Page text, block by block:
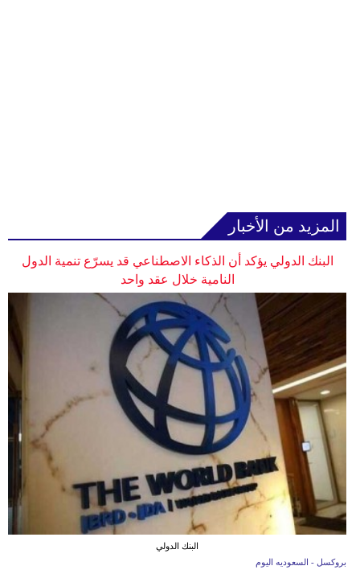
المزيد من الأخبار
البنك الدولي يؤكد أن الذكاء الاصطناعي قد يسرّع تنمية الدول
النامية خلال عقد واحد
البنك الدولي
بروكسل - السعوديه اليوم